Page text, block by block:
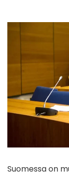
Suomessa on